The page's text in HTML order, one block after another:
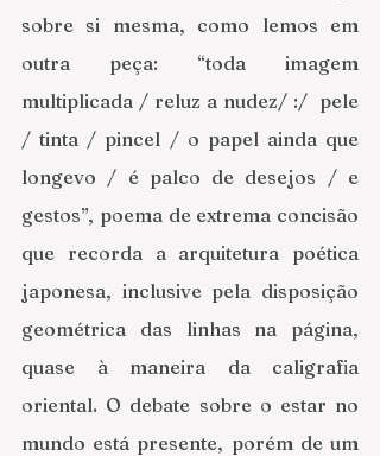
sobre si mesma, como lemos em
outra peça: “toda imagem
multiplicada / reluz a nudez/ :/  pele
/ tinta / pincel / o papel ainda que
longevo / é palco de desejos / e
gestos”, poema de extrema concisão
que recorda a arquitetura poética
japonesa, inclusive pela disposição
geométrica das linhas na página,
quase à maneira da caligrafia
oriental. O debate sobre o estar no
mundo está presente, porém de um